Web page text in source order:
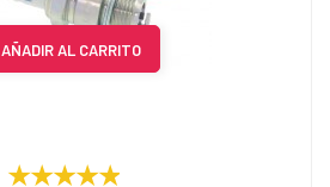
AÑADIR AL CARRITO